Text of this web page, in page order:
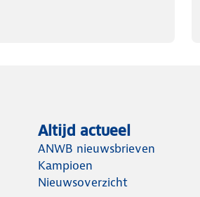
Altijd actueel
ANWB nieuwsbrieven
Kampioen
Nieuwsoverzicht